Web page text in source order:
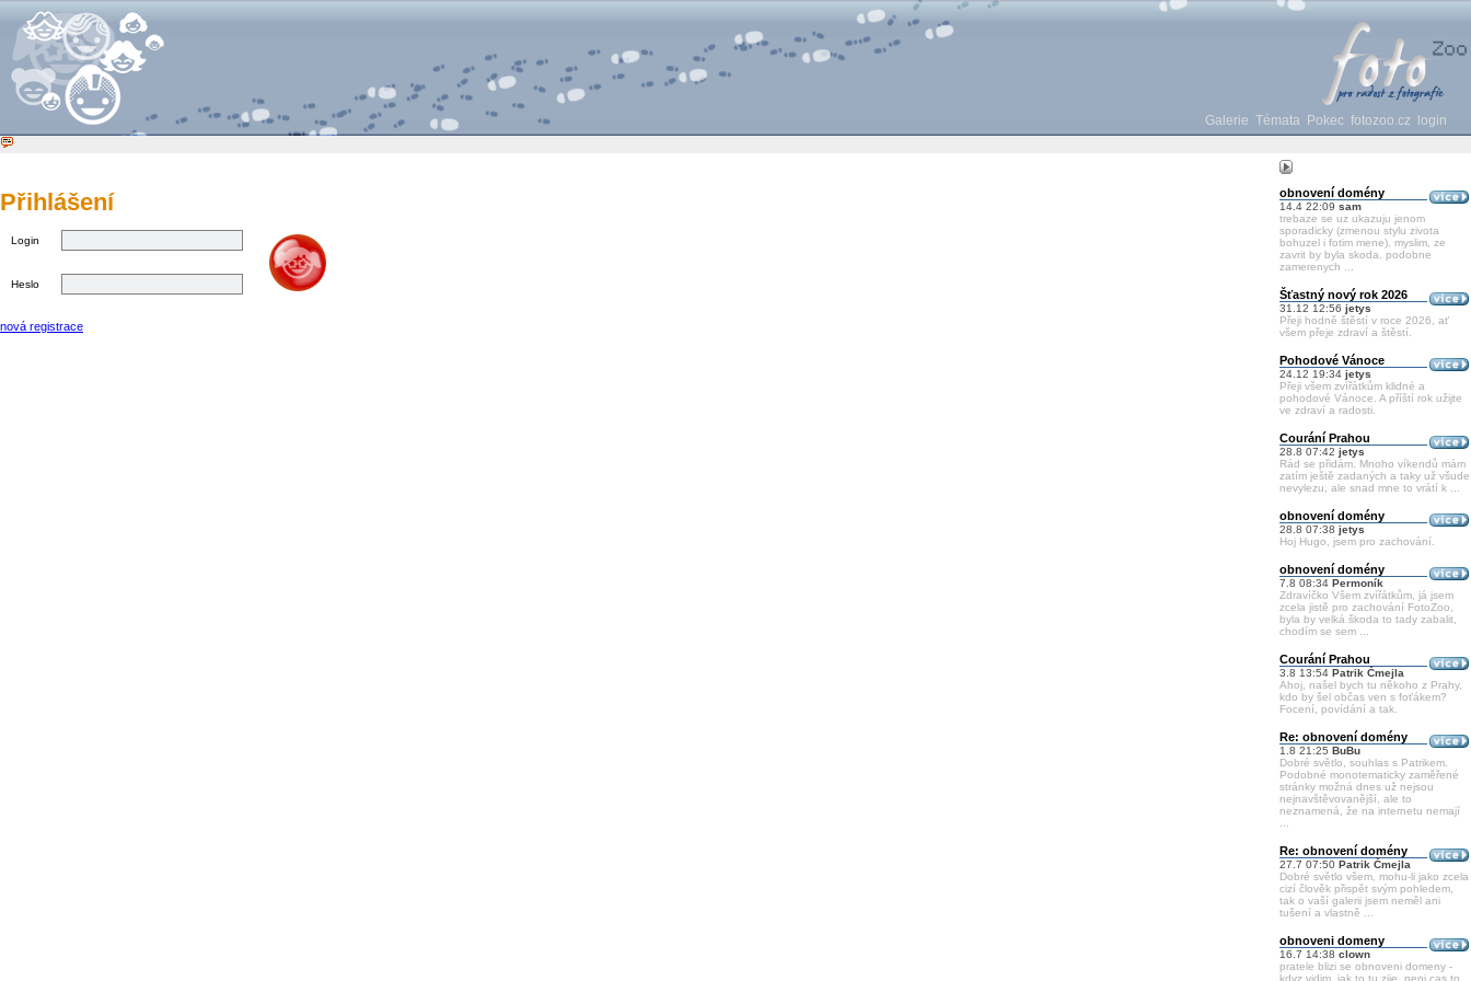
Galerie Témata Pokec fotozoo.cz login
obnovení domény
14.4 22:09 sam
trebaze se uz ukazuju jenom
sporadicky (zmenou stylu zivota
bohuzel i fotim mene), myslim, ze
zavrit by byla skoda. podobne
zamerenych ...
Šťastný nový rok 2026
31.12 12:56 jetys
Přeji hodně štěstí v roce 2026, ať
všem přeje zdraví a štěstí.
Pohodové Vánoce
24.12 19:34 jetys
Přeji všem zvířátkům klidné a
pohodové Vánoce. A příští rok užijte
ve zdraví a radosti.
Courání Prahou
28.8 07:42 jetys
Rád se přidám. Mnoho víkendů mám
zatím ještě zadaných a taky už všude
nevylezu, ale snad mne to vrátí k ...
obnovení domény
28.8 07:38 jetys
Hoj Hugo, jsem pro zachování.
obnovení domény
7.8 08:34 Permoník
Zdravíčko Všem zvířátkům, já jsem
zcela jistě pro zachování FotoZoo,
byla by velká škoda to tady zabalit,
chodím se sem ...
Courání Prahou
3.8 13:54 Patrik Čmejla
Ahoj, našel bych tu někoho z Prahy,
kdo by šel občas ven s foťákem?
Focení, povídání a tak.
Re: obnovení domény
1.8 21:25 BuBu
Dobré světlo, souhlas s Patrikem.
Podobné monotematicky zaměřené
stránky možná dnes už nejsou
nejnavštěvovanější, ale to
neznamená, že na internetu nemají
Re: obnovení domény
27.7 07:50 Patrik Čmejla
Dobré světlo všem, mohu-li jako zcela
cizí člověk přispět svým pohledem,
tak o vaší galerii jsem neměl ani
tušení a vlastně ...
obnoveni domeny
16.7 14:38 clown
pratele blizi se obnoveni domeny -
kdyz vidim, jak to tu zije, neni cas to
Přihlášení
Login
Heslo
nová registrace